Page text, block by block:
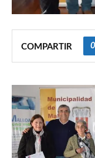
COMPARTIR 0